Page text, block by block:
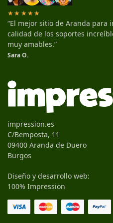
★★★★★
“El mejor sitio de Aranda para
calidad de los soportes
muy amables.”
Sara O.
impression.es
C/Bemposta, 11
09400 Aranda de Duero
Burgos
Diseño y desarrollo web:
100% Impression